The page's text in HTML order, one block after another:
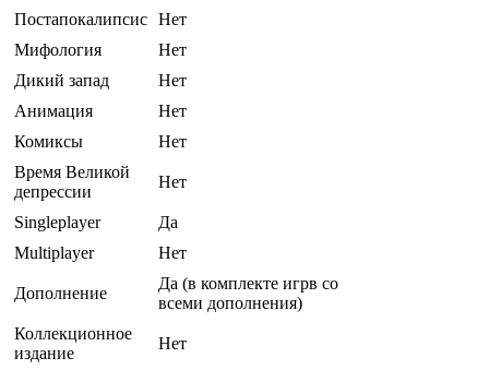
Постапокалипсис Нет
Мифология
Нет
Дикий запад
Нет
Анимация
Нет
Комиксы
Нет
Время Великой
депрессии
Нет
Singleplayer
Да
Multiplayer
Нет
Дополнение
Да (в комплекте игрв со
всеми дополнения)
Коллекционное
издание
Нет